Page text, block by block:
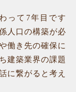
って7年目です
人口の構築が必
働き先の確保に
建築業界の課題
に繋がると考え